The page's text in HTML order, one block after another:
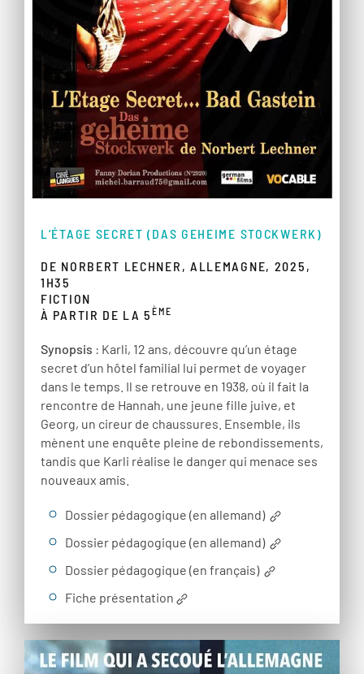
L’ÉTAGE SECRET (DAS GEHEIME STOCKWERK)
DE NORBERT LECHNER, ALLEMAGNE, 2025,
1H35
FICTION
À PARTIR DE LA 5ÈME
Synopsis : Karli, 12 ans, découvre qu’un étage
secret d’un hôtel familial lui permet de voyager
dans le temps. Il se retrouve en 1938, où il fait la
rencontre de Hannah, une jeune fille juive, et
Georg, un cireur de chaussures. Ensemble, ils
mènent une enquête pleine de rebondissements,
tandis que Karli réalise le danger qui menace ses
nouveaux amis.
Dossier pédagogique (en allemand)
Dossier pédagogique (en allemand)
Dossier pédagogique (en français)
Fiche présentation